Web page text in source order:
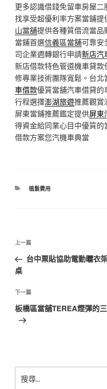
更多認識借錢免留車房屋二
找享受超優利率方案當鋪
山當舖提供各種質借流當
當鋪首選信義區當舖可靠安
司企業週轉銀行申請新店汽
新店借款特色管道機車貸款
修專業技術團隊寬鬆。台
車借款優質當舖汽車借貸
行程選擇澎湖旅遊推薦觀賞
屏東當鋪推薦鑑定提供屏東
得資金給同業心目中優質的
借款方案您汽機車典當
分
植髮費用
文
導
覽
上
一
篇
章
上一篇
台中票貼協助電動曬衣
桌
下
一
篇
下一篇
板橋區當舖TEREA煙彈的
尋